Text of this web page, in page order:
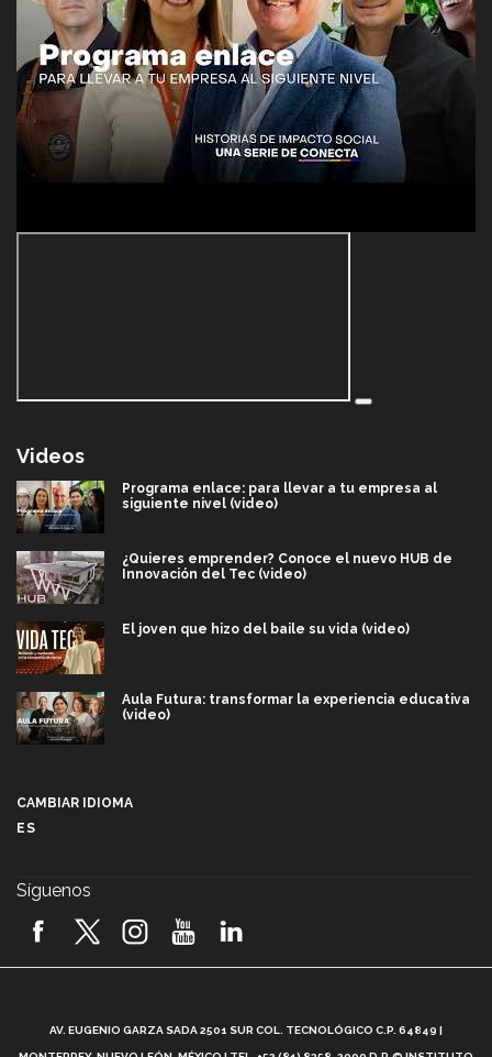
Videos
Programa enlace: para llevar a tu empresa al
siguiente nivel (video)
¿Quieres emprender? Conoce el nuevo HUB de
Innovación del Tec (video)
El joven que hizo del baile su vida (video)
Aula Futura: transformar la experiencia educativa
(video)
2026! (video)
¿Cómo es el Modelo Educativo Tec? (video)
CAMBIAR IDIOMA
ES
Síguenos
AV. EUGENIO GARZA SADA 2501 SUR COL. TECNOLÓGICO C.P. 64849 |